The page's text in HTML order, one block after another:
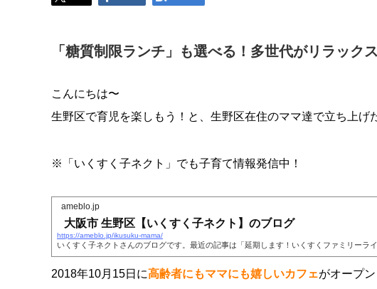
「糖質制限ランチ」も選べる！多世代がリラック
こんにちは〜
生野区で育児を楽しもう！と、生野区在住のママ達で立ち上げ
※「いくすく子ネクト」でも子育て情報発信中！
ameblo.jp
大阪市 生野区【いくすく子ネクト】のブログ
https://ameblo.jp/ikusuku-mama/
いくすく子ネクトさんのブログです。最近の記事は「延期します！いくすくファミリーラ
2018年10月15日に高齢者にもママにも嬉しいカフェがオープ